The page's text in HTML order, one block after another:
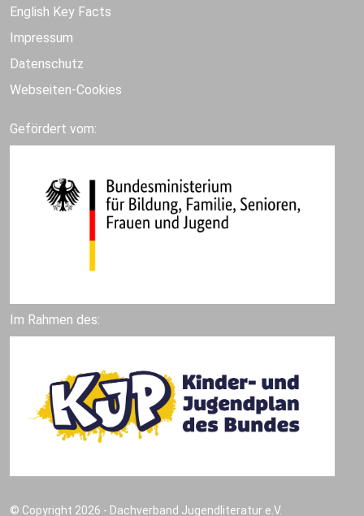
English Key Facts
Impressum
Datenschutz
Webseiten-Cookies
Gefördert vom:
Im Rahmen des:
© Copyright 2026 - Dachverband Jugendliteratur e.V.